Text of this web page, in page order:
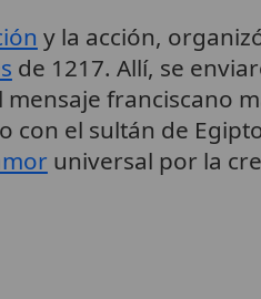
y la acción,
de 1217. Allí, se
franciscano
con el sultán de
universal por la